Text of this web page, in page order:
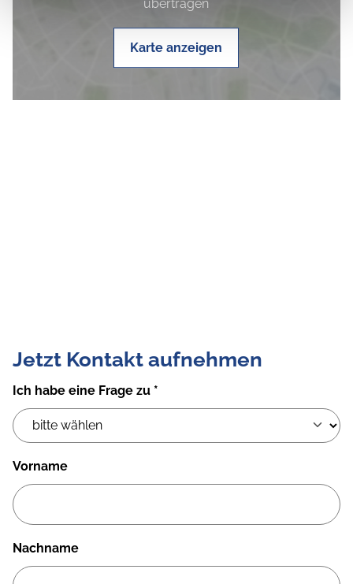
übertragen
Karte anzeigen
Jetzt Kontakt aufnehmen
Ich habe eine Frage zu *
Vorname
Nachname